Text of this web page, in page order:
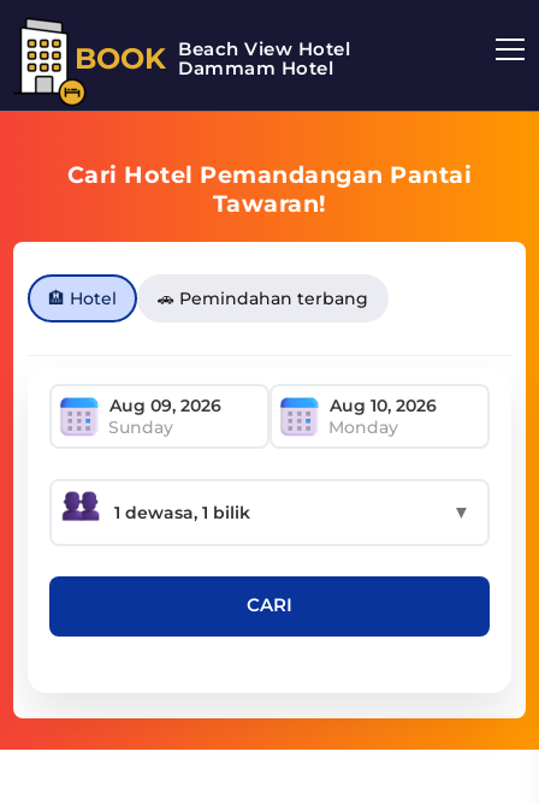
BOOK Beach View Hotel
Dammam Hotel
Cari Hotel Pemandangan Pantai
Tawaran!
🏨 Hotel 🚗 Pemindahan terbang
Sunday Monday
▼
CARI